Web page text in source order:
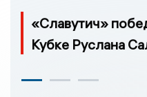
«Славутич»
Кубке Руслана